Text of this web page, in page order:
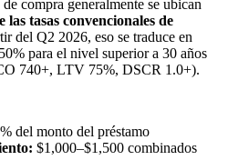
compra generalmente se ubican
tasas convencionales de
del Q2 2026, eso se traduce en
para el nivel superior a 30 años
740+, LTV 75%, DSCR 1.0+).
del monto del préstamo
$1,000–$1,500 combinados